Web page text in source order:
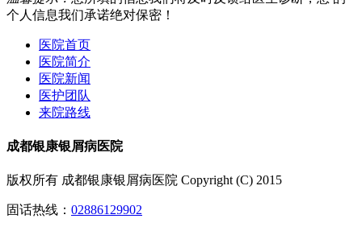
个人信息我们承诺绝对保密！
医院首页
医院简介
医院新闻
医护团队
来院路线
成都银康银屑病医院
版权所有 成都银康银屑病医院 Copyright (C) 2015
固话热线： 02886129902